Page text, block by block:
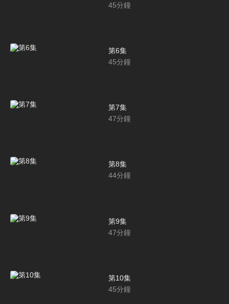
45分鐘
第6集
45分鐘
第7集
47分鐘
第8集
44分鐘
第9集
47分鐘
第10集
45分鐘